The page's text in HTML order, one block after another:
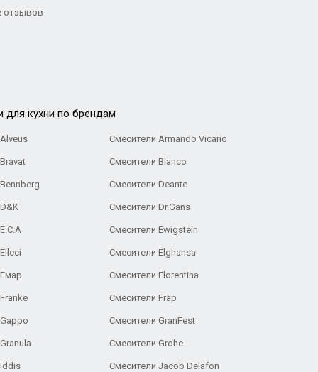
отзывов
для кухни по брендам
Смесители Armando Vicario
Смесители Blanco
Смесители Deante
Смесители Dr.Gans
Cмесители Ewigstein
Смесители Elghansa
Смесители Florentina
Смесители Frap
Смесители GranFest
Смесители Grohe
Смесители Jacob Delafon